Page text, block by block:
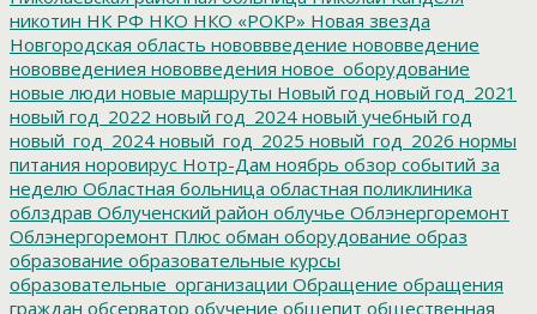
никотин НК РФ НКО НКО «РОКР» Новая звезда
Новгородская область нововвведение нововведение
нововведениея нововведения новое_оборудование
новые люди новые маршруты Новый год новый год_2021
новый год_2022 новый год_2024 новый учебный год
новый_год_2024 новый_год_2025 новый_год_2026 нормы
питания норовирус Нотр-Дам ноябрь обзор событий за
неделю Областная больница областная поликлиника
облздрав Облученский район облучье Облэнергоремонт
Облэнергоремонт Плюс обман оборудование образ
образование образовательные курсы
образовательные_организации Обращение обращения
граждан обсерватор обучение общепит общественная